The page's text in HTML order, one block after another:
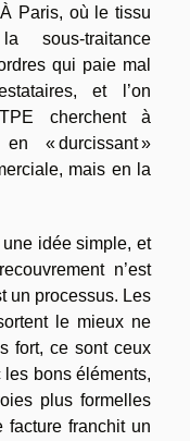
Paris, où le tissu
sous-traitance
qui paie mal
et l’on
cherchent à
« durcissant »
mais en la
idée simple, et
n’est
un processus. Les
le mieux ne
fort, ce sont ceux
bons éléments,
plus formelles
facture franchit un